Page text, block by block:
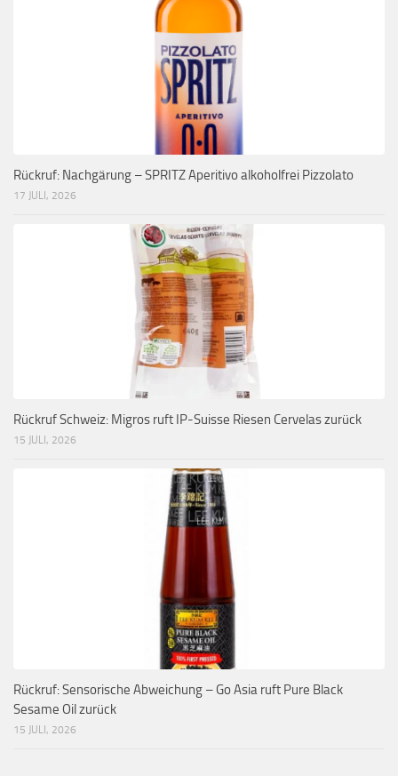
Rückruf: Nachgärung – SPRITZ Aperitivo alkoholfrei Pizzolato
17 JULI, 2026
Rückruf Schweiz: Migros ruft IP-Suisse Riesen Cervelas zurück
15 JULI, 2026
Rückruf: Sensorische Abweichung – Go Asia ruft Pure Black
Sesame Oil zurück
15 JULI, 2026